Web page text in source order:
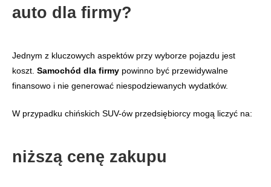
auto dla firmy?
Jednym z kluczowych aspektów przy wyborze pojazdu jest
koszt. Samochód dla firmy powinno być przewidywalne
finansowo i nie generować niespodziewanych wydatków.
W przypadku chińskich SUV-ów przedsiębiorcy mogą liczyć na:
niższą cenę zakupu